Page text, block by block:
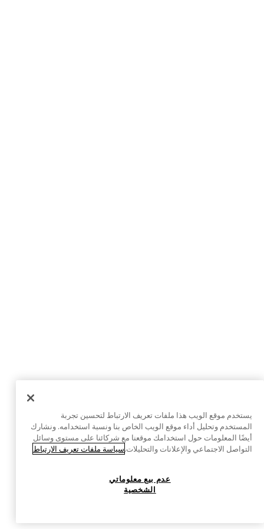
يستخدم موقع الويب هذا ملفات تعريف الارتباط لتحسين تجربة
المستخدم وتحليل أداء موقع الويب الخاص بنا ونسبة استخدامه. ونشارك
أيضًا المعلومات حول استخدامك موقعنا مع شركائنا على مستوى وسائل
التواصل الاجتماعي والإعلانات والتحليلات.سياسة ملفات تعريف الارتباط
عدم بيع معلوماتي
الشخصية